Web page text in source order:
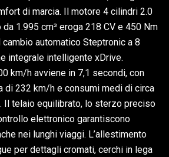
di marcia. Il motore 4 cilindri 2.0
1.995 cm³ eroga 218 CV e 450 Nm
automatico Steptronic a 8
integrale intelligente xDrive.
km/h avviene in 7,1 secondi, con
di 232 km/h e consumi medi di circa
Il telaio equilibrato, lo sterzo preciso
elettronico garantiscono
nei lunghi viaggi. L’allestimento
per dettagli cromati, cerchi in lega